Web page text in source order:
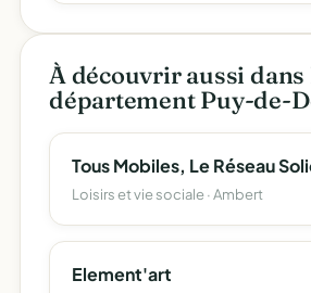
À découvrir aussi dans
département Puy-de-
Loisirs et vie sociale · Ambert
Element'art